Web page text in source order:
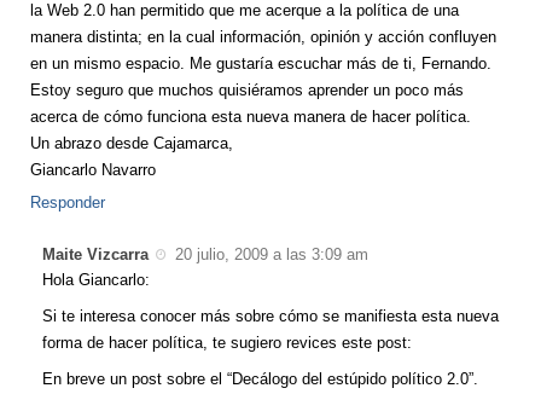
la Web 2.0 han permitido que me acerque a la política de una
manera distinta; en la cual información, opinión y acción confluyen
en un mismo espacio. Me gustaría escuchar más de ti, Fernando.
Estoy seguro que muchos quisiéramos aprender un poco más
acerca de cómo funciona esta nueva manera de hacer política.
Un abrazo desde Cajamarca,
Giancarlo Navarro
Responder
Maite Vizcarra
20 julio, 2009 a las 3:09 am
Hola Giancarlo:
Si te interesa conocer más sobre cómo se manifiesta esta nueva
forma de hacer política, te sugiero revices este post:
En breve un post sobre el “Decálogo del estúpido político 2.0”.